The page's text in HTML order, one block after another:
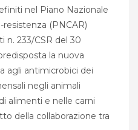
nel Piano Nazionale
resistenza (PNCAR)
n. 233/CSR del 30
la nuova
agli antimicrobici dei
negli animali
alimenti e nelle carni
della collaborazione tra